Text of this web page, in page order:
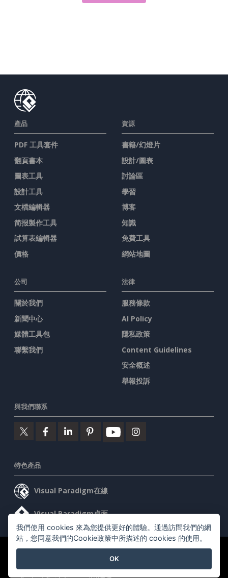
產品
PDF 工具套件
翻頁書本
圖表工具
設計工具
文檔編輯器
简报製作工具
試算表編輯器
價格
資源
書籍/幻燈片
設計/圖表
討論區
學習
博客
知識
免費工具
網站地圖
公司
關於我們
新聞中心
媒體工具包
聯繫我們
法律
服務條款
AI Policy
隱私政策
Content Guidelines
安全概述
舉報投訴
與我們聯系
特色產品
Visual Paradigm在線
Visual Paradigm桌面
©2026 by Visual Paradigm. 版權所有。
我們使用 cookies 來為您提供更好的體驗。通過訪問我們的網
站，您同意我們的Cookie政策中所描述的 cookies 的使用。
OK